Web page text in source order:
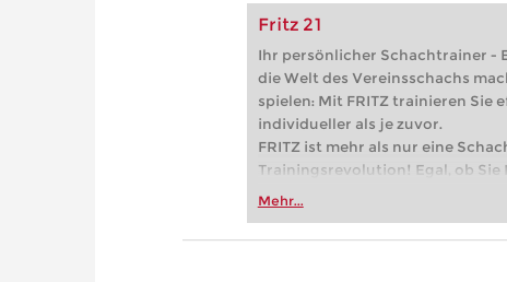
Fritz 21
Ihr persönlicher Schachtrainer -
die Welt des Vereinsschachs
spielen: Mit FRITZ trainieren
individueller als je zuvor.
FRITZ ist mehr als nur eine
Trainingsrevolution! Egal, ob
Vereinsschachs machen oder
zuvor.
Mehr...